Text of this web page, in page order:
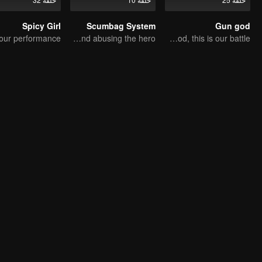
Gun god
A shot to seal God, this is our battle!
Scumbag System
An ordinary youth crossing as a villain into the book and abusing the hero!
Spicy Girl